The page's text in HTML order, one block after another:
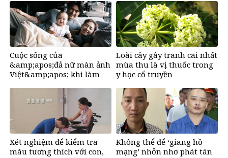
và Hồ Văn Khoa
Cuộc sống của
&amp;apos;đả nữ màn ảnh
Việt&amp;apos; khi làm
Loài cây gây tranh cãi nhất
mùa thu là vị thuốc trong
y học cổ truyền
Xét nghiệm để kiểm tra
máu tương thích với con,
Không thể để ‘giang hồ
mạng’ nhởn nhơ phát tán